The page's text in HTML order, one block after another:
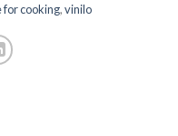
for cooking,vinilo